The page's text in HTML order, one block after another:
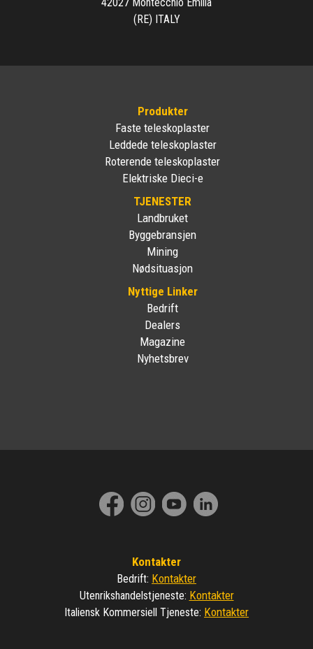
(RE) ITALY
Produkter
Faste teleskoplaster
Leddede teleskoplaster
Roterende teleskoplaster
Elektriske Dieci-e
TJENESTER
Landbruket
Byggebransjen
Mining
Nødsituasjon
Nyttige Linker
Bedrift
Dealers
Magazine
Nyhetsbrev
Kontakter
Bedrift: Kontakter
Utenrikshandelstjeneste: Kontakter
Italiensk Kommersiell Tjeneste: Kontakter